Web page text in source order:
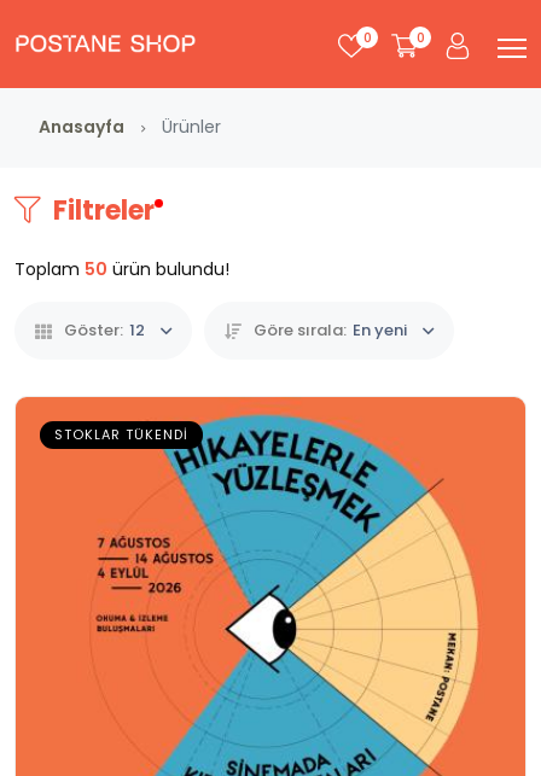
0 0
Anasayfa Ürünler
Filtreler
Toplam 50 ürün bulundu!
Göster: 12 Göre sırala: En yeni
STOKLAR TÜKENDI